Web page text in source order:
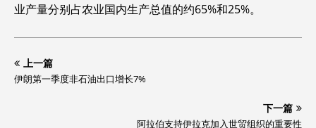
业产量分别占农业国内生产总值的约65%和25%。
上一篇
伊朗第一季度非石油出口增长7%
下一篇
阿拉伯支持伊拉克加入世贸组织的重要性